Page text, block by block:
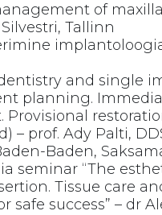
of
Tallinn
and single
planning.
– prof. Ady Palti,
Baden,
seminar “The
Tissue care
success” – dr